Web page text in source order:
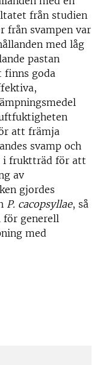
från studien
från svampen var
med låg
pastan
finns goda
att främja
svamp och
i fruktträd för att
av
gjordes
P. cacopsyllae, så
generell
med